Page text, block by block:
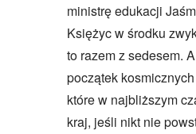
ministrę edukacji
Księżyc w środku
to razem z sedesem.
początek
które w najbliższym
kraj, jeśli nikt nie